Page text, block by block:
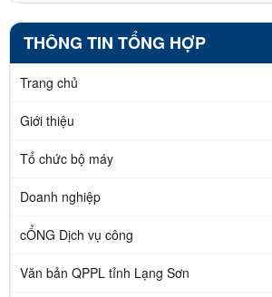
THÔNG TIN TỔNG HỢP
Trang chủ
Giới thiệu
Tổ chức bộ máy
Doanh nghiệp
cỔNG Dịch vụ công
Văn bản QPPL tỉnh Lạng Sơn